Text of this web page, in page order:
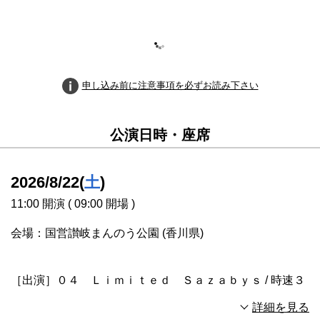
申し込み前に注意事項を必ずお読み下さい
公演日時・座席
2026/8/22(土)
11:00 開演 ( 09:00 開場 )
会場：国営讃岐まんのう公園 (香川県)
［出演］０４ Ｌｉｍｉｔｅｄ Ｓａｚａｂｙｓ / 時速３
詳細を見る